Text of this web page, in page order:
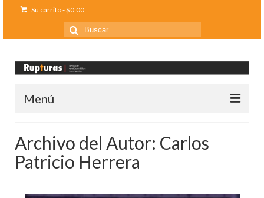
Su carrito-$0.00
Buscar
por:
Menú
Ediciones anteriores
Archivo del Autor: Carlos
Patricio Herrera